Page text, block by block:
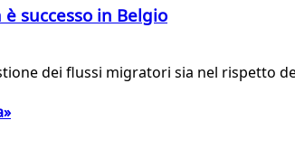
successo in Belgio
dei flussi migratori sia nel rispetto